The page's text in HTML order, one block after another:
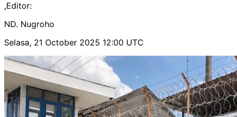
,Editor:
ND. Nugroho
Selasa, 21 October 2025 12:00 UTC